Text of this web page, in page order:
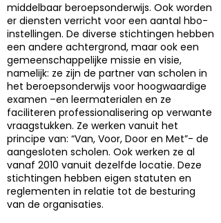
middelbaar beroepsonderwijs. Ook worden
er diensten verricht voor een aantal hbo-
instellingen. De diverse stichtingen hebben
een andere achtergrond, maar ook een
gemeenschappelijke missie en visie,
namelijk: ze zijn de partner van scholen in
het beroepsonderwijs voor hoogwaardige
examen –en leermaterialen en ze
faciliteren professionalisering op verwante
vraagstukken. Ze werken vanuit het
principe van: “Van, Voor, Door en Met”- de
aangesloten scholen. Ook werken ze al
vanaf 2010 vanuit dezelfde locatie. Deze
stichtingen hebben eigen statuten en
reglementen in relatie tot de besturing
van de organisaties.